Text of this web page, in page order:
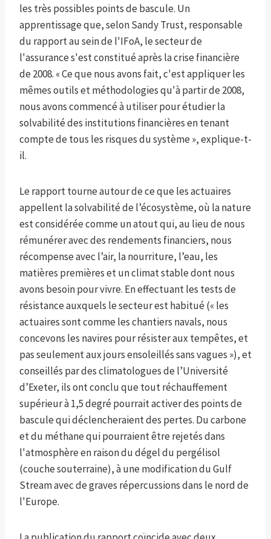
les très possibles points de bascule. Un
apprentissage que, selon Sandy Trust, responsable
du rapport au sein de l'IFoA, le secteur de
l'assurance s'est constitué après la crise financière
de 2008. « Ce que nous avons fait, c'est appliquer les
mêmes outils et méthodologies qu'à partir de 2008,
nous avons commencé à utiliser pour étudier la
solvabilité des institutions financières en tenant
compte de tous les risques du système », explique-t-
il.
Le rapport tourne autour de ce que les actuaires
appellent la solvabilité de l’écosystème, où la nature
est considérée comme un atout qui, au lieu de nous
rémunérer avec des rendements financiers, nous
récompense avec l’air, la nourriture, l’eau, les
matières premières et un climat stable dont nous
avons besoin pour vivre. En effectuant les tests de
résistance auxquels le secteur est habitué (« les
actuaires sont comme les chantiers navals, nous
concevons les navires pour résister aux tempêtes, et
pas seulement aux jours ensoleillés sans vagues »), et
conseillés par des climatologues de l’Université
d’Exeter, ils ont conclu que tout réchauffement
supérieur à 1,5 degré pourrait activer des points de
bascule qui déclencheraient des pertes. Du carbone
et du méthane qui pourraient être rejetés dans
l'atmosphère en raison du dégel du pergélisol
(couche souterraine), à ​​une modification du Gulf
Stream avec de graves répercussions dans le nord de
l'Europe.